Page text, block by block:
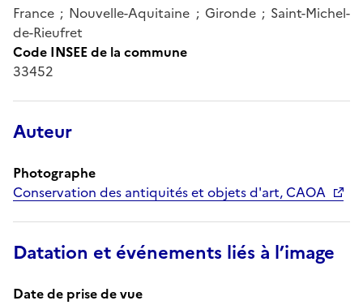
France ; Nouvelle-Aquitaine ; Gironde ; Saint-Michel-
de-Rieufret
Code INSEE de la commune
33452
Auteur
Photographe
Conservation des antiquités et objets d'art, CAOA
Datation et événements liés à l’image
Date de prise de vue